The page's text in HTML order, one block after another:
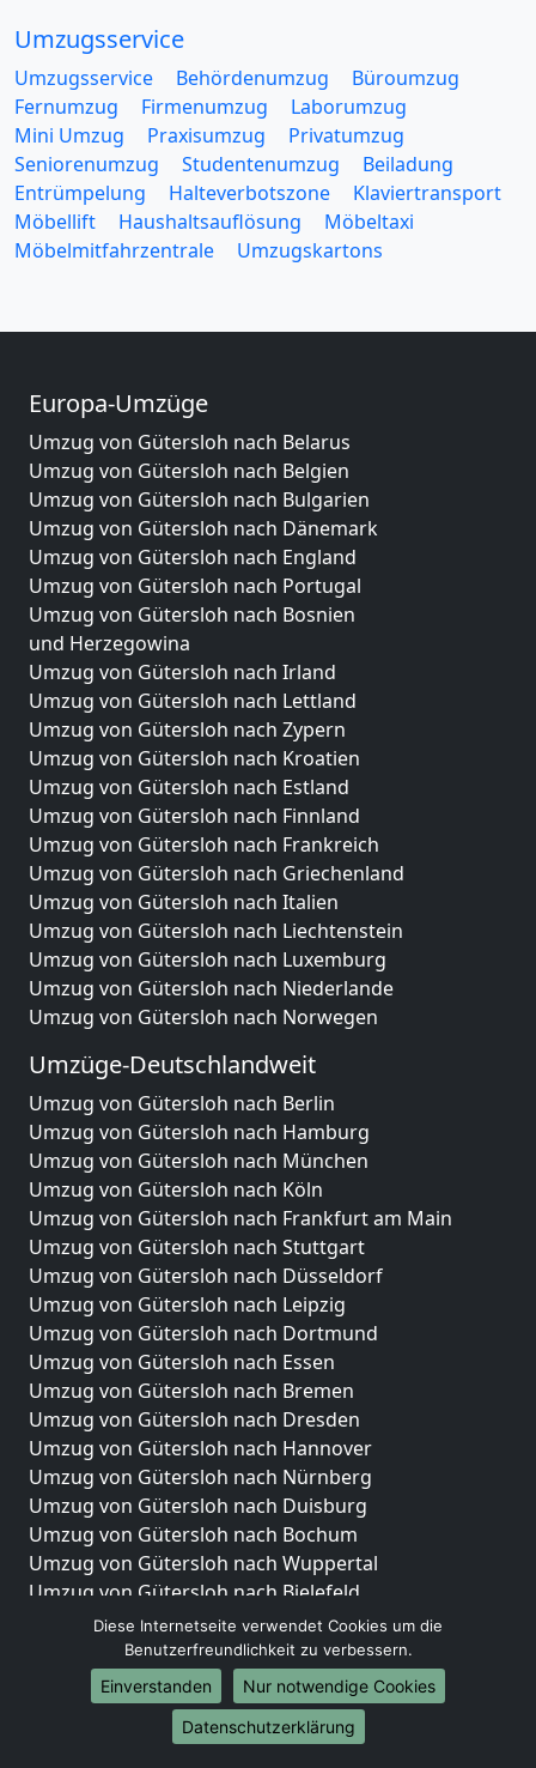
Umzugsservice
Umzugsservice Behördenumzug
Büroumzug
Fernumzug
Firmenumzug
Laborumzug
Mini Umzug
Praxisumzug
Privatumzug
Seniorenumzug
Studentenumzug
Beiladung
Entrümpelung
Halteverbotszone
Klaviertransport
Möbellift
Haushaltsauflösung
Möbeltaxi
Möbelmitfahrzentrale
Umzugskartons
Europa-Umzüge
Umzug von Gütersloh nach Belarus
Umzug von Gütersloh nach Belgien
Umzug von Gütersloh nach Bulgarien
Umzug von Gütersloh nach Dänemark
Umzug von Gütersloh nach England
Umzug von Gütersloh nach Portugal
Umzug von Gütersloh nach Bosnien
und Herzegowina
Umzug von Gütersloh nach Irland
Umzug von Gütersloh nach Lettland
Umzug von Gütersloh nach Zypern
Umzug von Gütersloh nach Kroatien
Umzug von Gütersloh nach Estland
Umzug von Gütersloh nach Finnland
Umzug von Gütersloh nach Frankreich
Umzug von Gütersloh nach Griechenland
Umzug von Gütersloh nach Italien
Umzug von Gütersloh nach Liechtenstein
Umzug von Gütersloh nach Luxemburg
Umzug von Gütersloh nach Niederlande
Umzug von Gütersloh nach Norwegen
Umzüge-Deutschlandweit
Umzug von Gütersloh nach Berlin
Umzug von Gütersloh nach Hamburg
Umzug von Gütersloh nach München
Umzug von Gütersloh nach Köln
Umzug von Gütersloh nach Frankfurt am Main
Umzug von Gütersloh nach Stuttgart
Umzug von Gütersloh nach Düsseldorf
Umzug von Gütersloh nach Leipzig
Umzug von Gütersloh nach Dortmund
Umzug von Gütersloh nach Essen
Umzug von Gütersloh nach Bremen
Umzug von Gütersloh nach Dresden
Umzug von Gütersloh nach Hannover
Umzug von Gütersloh nach Nürnberg
Umzug von Gütersloh nach Duisburg
Umzug von Gütersloh nach Bochum
Umzug von Gütersloh nach Wuppertal
Umzug von Gütersloh nach Bielefeld
Umzug von Gütersloh nach Bonn
Umzug von Gütersloh nach Münster
Internationale-Umzüge
Umzug von Gütersloh nach Brasilien
Diese Internetseite verwendet Cookies um die
Benutzerfreundlichkeit zu verbessern.
Einverstanden
Nur notwendige Cookies
Datenschutzerklärung